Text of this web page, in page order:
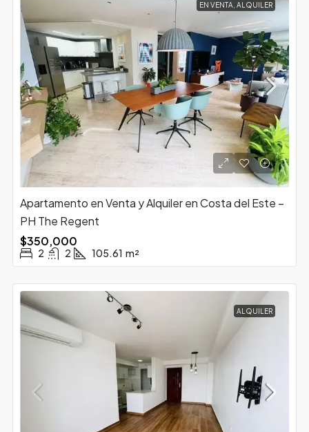
EN VENTA, ALQUILER
Apartamento en Venta y Alquiler en Costa del Este –
PH The Regent
$350,000
2 2 105.61 m²
ALQUILER